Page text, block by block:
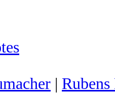
|